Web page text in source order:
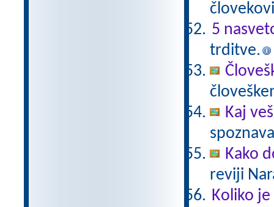
5
trditve.
Kaj
Kako
reviji
Koliko